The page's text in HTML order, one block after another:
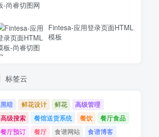
Tecmo-It解决方案与；技术HTML模板
Fintesa-应用登录页面HTML
模板
标签云
黑暗 鲜花设计 鲜花
高级管理
高级搜索
餐馆送货系统 餐饮
餐厅食品
餐厅预订
餐厅 食谱网站
食谱博客